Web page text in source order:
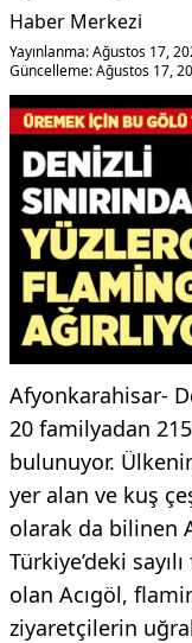
Haber Merkezi
Yayınlanma: Ağustos 17,
Güncelleme: Ağustos 17,
Afyonkarahisar-
20 familyadan
bulunuyor.
yer alan ve kuş
olarak da bilinen
Türkiye’deki
olan Acıgöl,
ziyaretçilerin